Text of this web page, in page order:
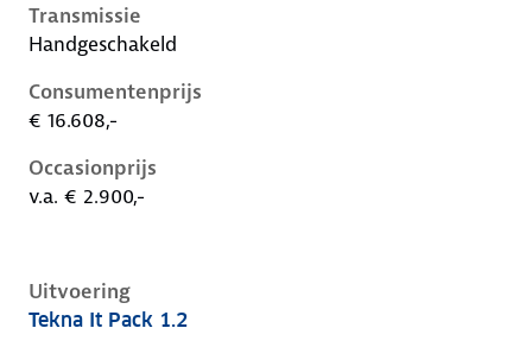
Transmissie
Handgeschakeld
Consumentenprijs
€ 16.608,-
Occasionprijs
v.a. € 2.900,-
Uitvoering
Nissan Micra iii-k12-1e-facelift, 1.2, 59 kW, Benzine,
Tekna It Pack 1.2